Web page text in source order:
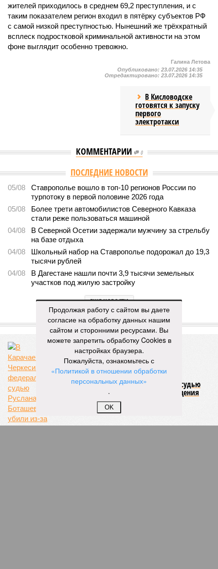
жителей приходилось в среднем 69,2 преступления, и с
таким показателем регион входил в пятёрку субъектов РФ
с самой низкой преступностью. Нынешний же трёхкратный
всплеск подростковой криминальной активности на этом
фоне выглядит особенно тревожно.
Галина Летова
Опубликовано: 23.07.2026 14:35
Отредактировано: 23.07.2026 14:35
В Кисловодске
готовятся к запуску
первого
электротакси
КОММЕНТАРИИ 0
ПОСЛЕДНИЕ НОВОСТИ
05/08
Ставрополье вошло в топ-10 регионов России по
турпотоку в первой половине 2026 года
05/08
Более трети автомобилистов Северного Кавказа
стали реже пользоваться машиной
04/08
В Северной Осетии задержали мужчину за стрельбу
на базе отдыха
04/08
Школьный набор на Ставрополье подорожал до 19,3
тысячи рублей
04/08
В Дагестане нашли почти 3,9 тысячи земельных
участков под жилую застройку
ЕЩЕ НОВОСТИ
ЕЩЕ ИЗ РАЗДЕЛА «ОБЩЕСТВО»
В Карачаево-Черкесии федерального судью
Руслана Боташева убили из-за сокращения
Продолжая работу с сайтом вы даете
согласие на обработку данных нашим
сайтом и сторонними ресурсами. Вы
можете запретить обработку Cookies в
настройках браузера.
Пожалуйста, ознакомьтесь с
«Политикой в отношении обработки
персональных данных»
.
OK